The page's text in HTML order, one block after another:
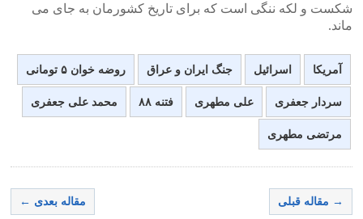
شکست و لکه ننگی است که برای تاریخ کشورمان به جای می
ماند.
آمریکا اسرائیل جنگ ایران و عراق روضه خوان ۵ تومانی
سردار جعفری علی مطهری فتنه ۸۸ محمد علی جعفری
مرتضی مطهری
→ مقاله قبلی مقاله بعدی ←